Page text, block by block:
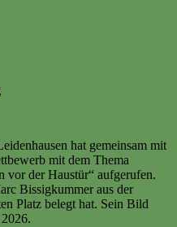
hat gemeinsam mit
mit dem Thema
vor der Haustür“ aufgerufen.
Bissigkummer aus der
Platz belegt hat. Sein Bild